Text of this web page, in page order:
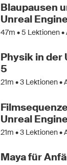
Blaupausen
Unreal
47m •5 Lektionen •
Physik in der
5
21m •3 Lektionen •
Unreal
21m •3 Lektionen •
Maya für